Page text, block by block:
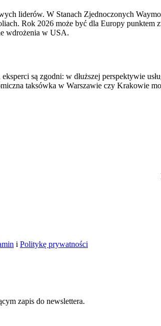
liderów. W Stanach Zjednoczonych
Rok 2026 może być dla Europy
wdrożenia w USA.
są zgodni: w dłuższej perspektywie
taksówka w Warszawie czy Krakowie
i Politykę prywatności
zapis do newslettera.